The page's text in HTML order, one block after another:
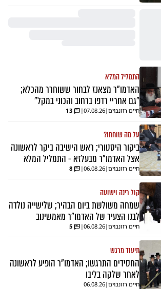
התמליל המלא
האדמו"ר מצאנז לבחור ששוחרר מהכלא;
"גם אחריי רדפו ברחוב והכוני במקל"
חיים רוזנבוים|
07.08.26
|
13
על מה שוחחו?
ביקור היסטורי; ראש הישיבה ביקר לראשונה
אצל האדמו"ר מבעלזא - התמליל המלא
חיים רוזנבוים|
06.08.26
|
8
קול רינה וישועה
שמחה משולשת ביום הבהיר; שלישייה נולדה
לבנו הצעיר של האדמו"ר מאמשינוב
חיים רוזנבוים|
06.08.26
|
5
תיעוד מרגש
החסידים התרגשו; האדמו"ר הופיע לראשונה
לאחר שלקה בליבו
חיים רוזנבוים|
06.08.26